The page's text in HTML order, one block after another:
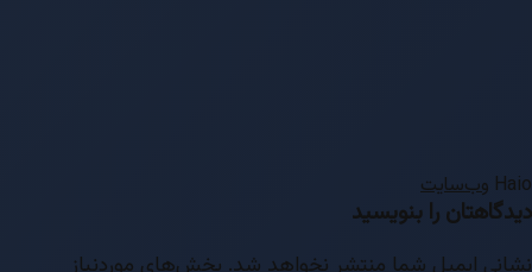
Haio وب‌سایت
دیدگاهتان را بنویسید
نشانی ایمیل شما منتشر نخواهد شد. بخش‌های موردنیاز